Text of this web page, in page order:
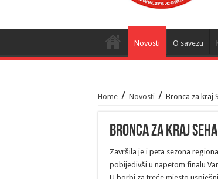
Novosti O savezu
Home / Novosti / Bronca za kraj
Bronca za kraj
Završila je i peta sezona
pobijedivši u napetom finalu